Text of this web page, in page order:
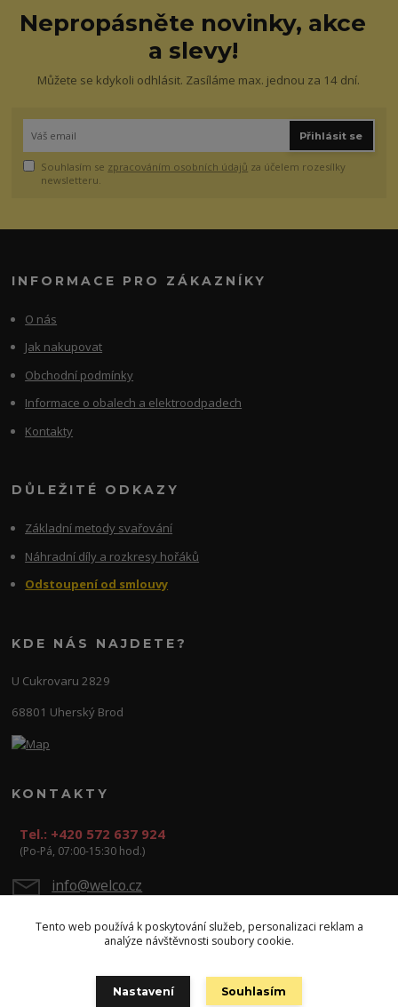
Nepropásněte novinky, akce
a slevy!
Můžete se kdykoli odhlásit. Zasíláme max. jednou za 14 dní.
Přihlásit se
Souhlasím se zpracováním osobních údajů za účelem rozesílky
newsletteru.
INFORMACE PRO ZÁKAZNÍKY
O nás
Jak nakupovat
Obchodní podmínky
Informace o obalech a elektroodpadech
Kontakty
DŮLEŽITÉ ODKAZY
Základní metody svařování
Náhradní díly a rozkresy hořáků
Odstoupení od smlouvy
KDE NÁS NAJDETE?
U Cukrovaru 2829
68801 Uherský Brod
KONTAKTY
Tel.: +420 572 637 924
(Po-Pá, 07:00-15:30 hod.)
info@welco.cz
Tento web používá k poskytování služeb, personalizaci reklam a
analýze návštěvnosti soubory cookie.
Nastavení Souhlasím